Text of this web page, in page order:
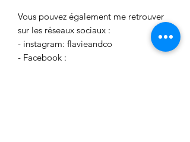
Vous pouvez également me retrouver
sur les réseaux sociaux :
- instagram: flavieandco
- Facebook :